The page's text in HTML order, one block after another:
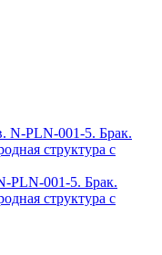
PLN-001-5. Брак.
структура с